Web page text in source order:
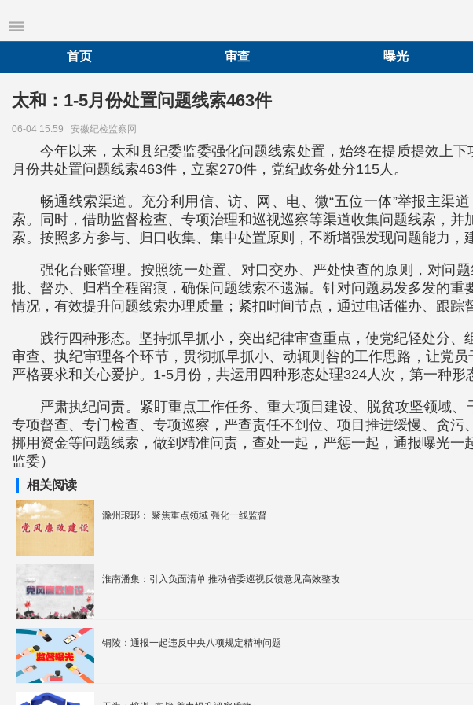
首页
审查 曝光
太和：1-5月份处置问题线索463件
06-04 15:59 安徽纪检监察网
今年以来，太和县纪委监委强化问题线索处置，始终在提质提效上
月份共处置问题线索463件，立案270件，党纪政务处分115人。
畅通线索渠道。充分利用信、访、网、电、微“五位一体”举报主渠
索。同时，借助监督检查、专项治理和巡视巡察等渠道收集问题线索，
索。按照多方参与、归口收集、集中处置原则，不断增强发现问题能力
强化台账管理。按照统一处置、对口交办、严处快查的原则，对问
批、督办、归档全程留痕，确保问题线索不遗漏。针对问题易发多发的
情况，有效提升问题线索办理质量；紧扣时间节点，通过电话催办、跟踪
践行四种形态。坚持抓早抓小，突出纪律审查重点，使党纪轻处分
审查、执纪审理各个环节，贯彻抓早抓小、动辄则咎的工作思路，让党
严格要求和关心爱护。1-5月份，共运用四种形态处理324人次，第一种
严肃执纪问责。紧盯重点工作任务、重大项目建设、脱贫攻坚领域
专项督查、专门检查、专项巡察，严查责任不到位、项目推进缓慢、贪
挪用资金等问题线索，做到精准问责，查处一起，严惩一起，通报曝光
监委）
相关阅读
滁州琅琊： 聚焦重点领域 强化一线监督
淮南潘集：引入负面清单 推动省委巡视反馈意见高效整改
铜陵：通报一起违反中央八项规定精神问题